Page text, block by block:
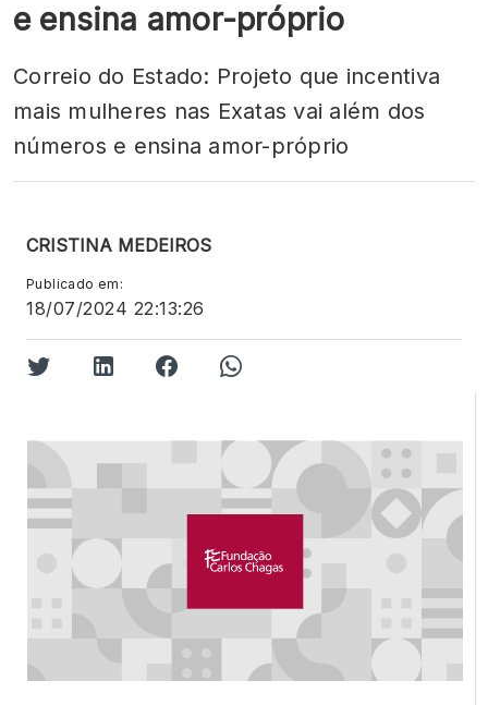
e ensina amor-próprio
Correio do Estado: Projeto que incentiva
mais mulheres nas Exatas vai além dos
números e ensina amor-próprio
CRISTINA MEDEIROS
Publicado em:
18/07/2024 22:13:26